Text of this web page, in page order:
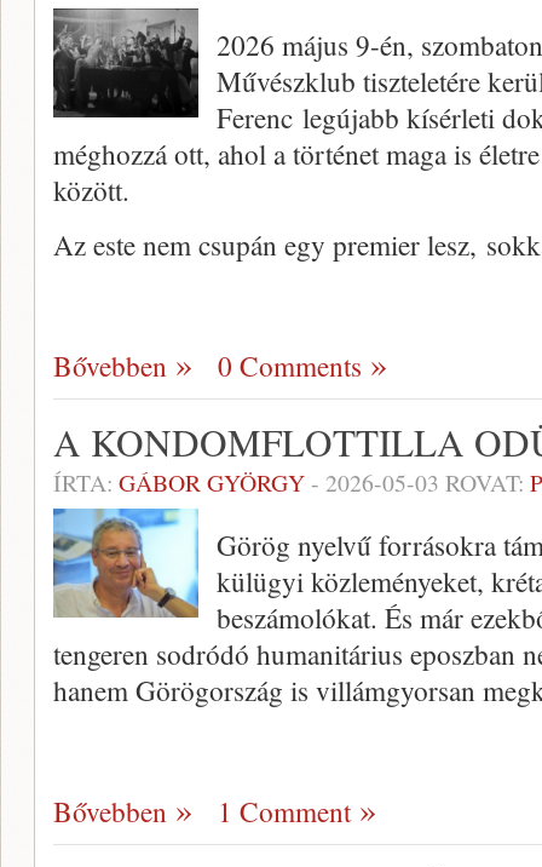
2026 május 9-én,
Művészklub tiszteletére
Ferenc legújabb kísérleti
méghozzá ott, ahol a történet maga is
között.
Az este nem csupán egy premier lesz,
Bővebben 0 Comments
A KONDOMFLOTTILLA
ÍRTA: GÁBOR GYÖRGY- 2026-05-03 ROVAT:
Görög nyelvű forrásokra
külügyi közleményeket,
beszámolókat. És már
tengeren sodródó humanitárius eposzban
hanem Görögország is villámgyorsan
Bővebben 1 Comment